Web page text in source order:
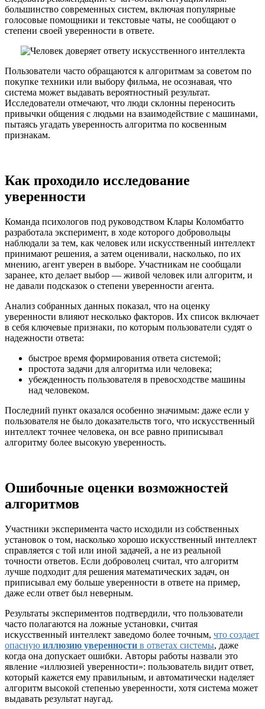
большинство современных систем, включая популярные
голосовые помощники и текстовые чаты, не сообщают о
степени своей уверенности в ответе.
Пользователи часто обращаются к алгоритмам за советом по
покупке техники или выбору фильма, не осознавая, что
система может выдавать вероятностный результат.
Исследователи отмечают, что люди склонны переносить
привычки общения с людьми на взаимодействие с машинами,
пытаясь угадать уверенность алгоритма по косвенным
признакам.
Как проходило исследование
уверенности
Команда психологов под руководством Клары Коломбатто
разработала эксперимент, в ходе которого добровольцы
наблюдали за тем, как человек или искусственный интеллект
принимают решения, а затем оценивали, насколько, по их
мнению, агент уверен в выборе. Участникам не сообщали
заранее, кто делает выбор — живой человек или алгоритм, и
не давали подсказок о степени уверенности агента.
Анализ собранных данных показал, что на оценку
уверенности влияют несколько факторов. Их список включает
в себя ключевые признаки, по которым пользователи судят о
надежности ответа:
быстрое время формирования ответа системой;
простота задачи для алгоритма или человека;
убежденность пользователя в превосходстве машины
над человеком.
Последний пункт оказался особенно значимым: даже если у
пользователя не было доказательств того, что искусственный
интеллект точнее человека, он все равно приписывал
алгоритму более высокую уверенность.
Ошибочные оценки возможностей
алгоритмов
Участники эксперимента часто исходили из собственных
установок о том, насколько хорошо искусственный интеллект
справляется с той или иной задачей, а не из реальной
точности ответов. Если доброволец считал, что алгоритм
лучше подходит для решения математических задач, он
приписывал ему больше уверенности в ответе на пример,
даже если ответ был неверным.
Результаты экспериментов подтвердили, что пользователи
часто полагаются на ложные установки, считая
искусственный интеллект заведомо более точным, что создает
опасную иллюзию уверенности в ответах системы, даже
когда она допускает ошибки. Авторы работы назвали это
явление «иллюзией уверенности»: пользователь видит ответ,
который кажется ему правильным, и автоматически наделяет
алгоритм высокой степенью уверенности, хотя система может
выдавать результат наугад.